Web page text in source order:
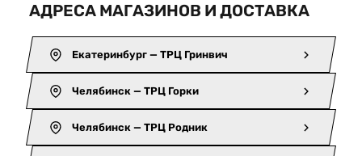
АДРЕСА МАГАЗИНОВ И ДОСТАВКА
Екатеринбург — ТРЦ Гринвич
Челябинск — ТРЦ Горки
Челябинск — ТРЦ Родник